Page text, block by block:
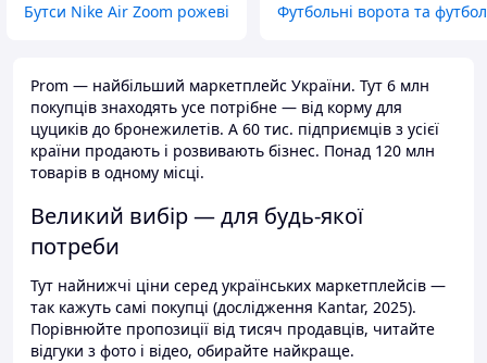
Бутси Nike Air Zoom рожеві Футбольні ворота та
Prom — найбільший маркетплейс України. Тут 6 млн
покупців знаходять усе потрібне — від корму для
цуциків до бронежилетів. А 60 тис. підприємців з усієї
країни продають і розвивають бізнес. Понад 120 млн
товарів в одному місці.
Великий вибір — для будь-якої
потреби
Тут найнижчі ціни серед українських маркетплейсів —
так кажуть самі покупці (дослідження Kantar, 2025).
Порівнюйте пропозиції від тисяч продавців, читайте
відгуки з фото і відео, обирайте найкраще.